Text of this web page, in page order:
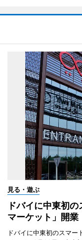
見る・遊ぶ
ドバイに中東初
マーケット」開業
ドバイに中東初のスマ